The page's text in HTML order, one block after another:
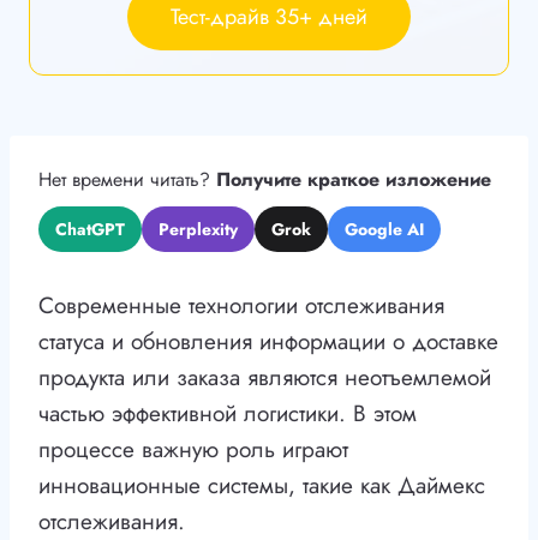
Тест-драйв 35+ дней
Нет времени читать? Получите краткое изложение
ChatGPT Perplexity Grok Google AI
Современные технологии отслеживания
статуса и обновления информации о доставке
продукта или заказа являются неотъемлемой
частью эффективной логистики. В этом
процессе важную роль играют
инновационные системы, такие как Даймекс
отслеживания.